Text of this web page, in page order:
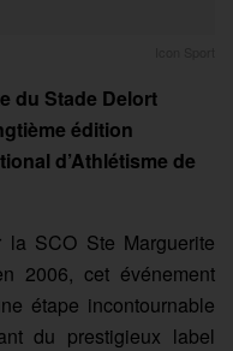
du Stade Delort
édition
d’Athlétisme de
SCO Ste Marguerite
2006, cet événement
étape incontournable
du prestigieux label